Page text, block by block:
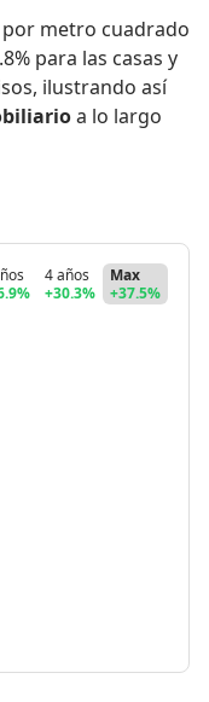
metro cuadrado
para las casas y
, ilustrando así
a lo largo
4 años
+30.3%
Max
+37.5%